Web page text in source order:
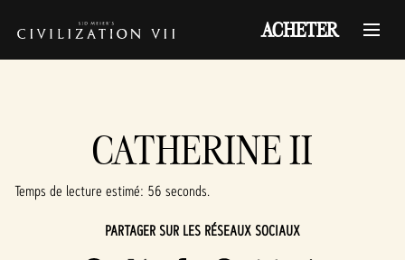
ACHETER
CATHERINE II
Temps de lecture estimé 56 seconds
PARTAGER SUR LES RÉSEAUX SOCIAUX